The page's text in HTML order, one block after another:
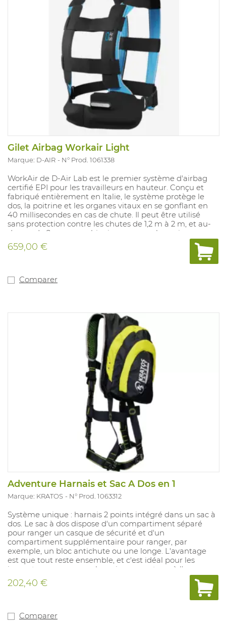
Gilet Airbag Workair Light
Marque: D-AIR N° Prod. 1061338
WorkAir de D-Air Lab est le premier système d'airbag
certifié EPI pour les travailleurs en hauteur. Conçu et
fabriqué entièrement en Italie, le système protège le
dos, la poitrine et les organes vitaux en se gonflant en
40 millisecondes en cas de chute. Il peut être utilisé
sans protection contre les chutes de 1,2 m à 2 m, et au-
dessus de 2 m en combinaison avec un harnais
antichute. WorkAir utilise la technologie "Intelligent
Clothing" développée par Dainese pour les pilotes de
659,00 €
Comparer
Adventure Harnais et Sac A Dos en 1
Marque: KRATOS N° Prod. 1063312
Système unique : harnais 2 points intégré dans un sac à
dos. Le sac à dos dispose d'un compartiment séparé
pour ranger un casque de sécurité et d'un
compartiment supplémentaire pour ranger, par
exemple, un bloc antichute ou une longe. L'avantage
est que tout reste ensemble, et c'est idéal pour les
inspecteurs, par exemple, qui ne savent pas à l'avance
s'ils devront travailler en hauteur, et qui disposent ainsi
toujours des EPI nécessaires. Le sac à dos est équipé de
fermetures à glissière à verrouillage automatique qui ne
ouvert, possède des accents réfléchissants et est
202,40 €
Comparer